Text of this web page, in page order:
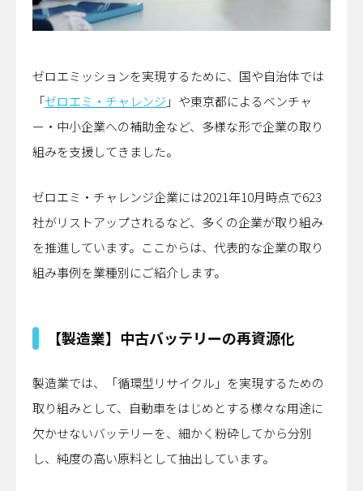
ゼロエミッションを実現するために、国や自治体では
「ゼロエミ・チャレンジ 」や東京都によるベンチャ
ー・中小企業への補助金など、多様な形で企業の取り
組みを支援してきました。
ゼロエミ・チャレンジ企業には2021年10月時点で623
社がリストアップされるなど、多くの企業が取り組み
を推進しています。ここからは、代表的な企業の取り
組み事例を業種別にご紹介します。
【製造業】中古バッテリーの再資源化
製造業では、「循環型リサイクル」を実現するための
取り組みとして、自動車をはじめとする様々な用途に
欠かせないバッテリーを、細かく粉砕してから分別
し、純度の高い原料として抽出しています。